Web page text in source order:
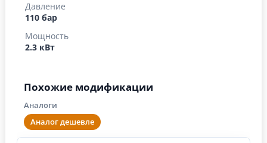
Похожие модификации
Аналоги
Аналог дешевле
Давление
110 бар
Мощность
2.3 кВт